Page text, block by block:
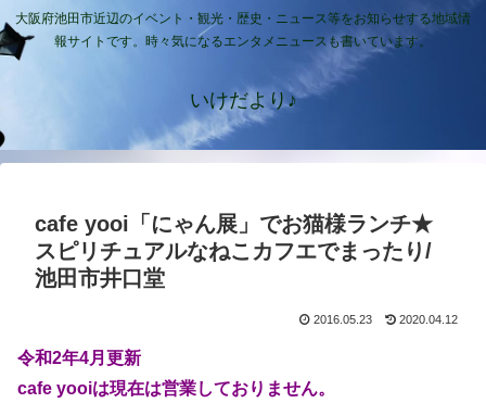
大阪府池田市近辺のイベント・観光・歴史・ニュース等をお知らせする地域情
報サイトです。時々気になるエンタメニュースも書いています。
いけだより♪
cafe yooi「にゃん展」でお猫様ランチ★
スピリチュアルなねこカフエでまったり/
池田市井口堂
2016.05.23 2020.04.12
令和2年4月更新
cafe yooiは現在は営業しておりません。